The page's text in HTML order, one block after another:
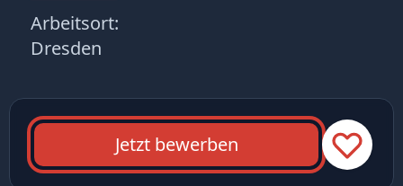
Arbeitsort:
Dresden
Jetzt bewerben